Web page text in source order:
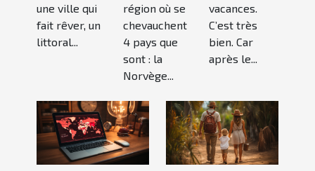
une ville qui
fait rêver, un
littoral...
région où se
chevauchent
4 pays que
sont : la
Norvège...
vacances.
C’est très
bien. Car
après le...